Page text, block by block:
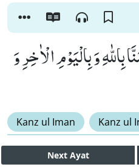
وَ بِالْیَوْمِ الْاٰخِرِ وَ
Kanz ul Iman Kanz ul
Next Ayat